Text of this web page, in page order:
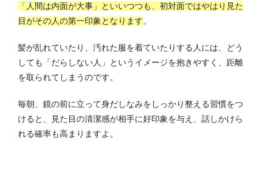
「人間は内面が大事」といいつつも、初対面ではやはり見た
目がその人の第一印象となります。
髪が乱れていたり、汚れた服を着ていたりする人には、どう
しても「だらしない人」というイメージを抱きやすく、距離
を取られてしまうのです。
毎朝、鏡の前に立って身だしなみをしっかり整える習慣をつ
けると、見た目の清潔感が相手に好印象を与え、話しかけら
れる確率も高まりますよ。